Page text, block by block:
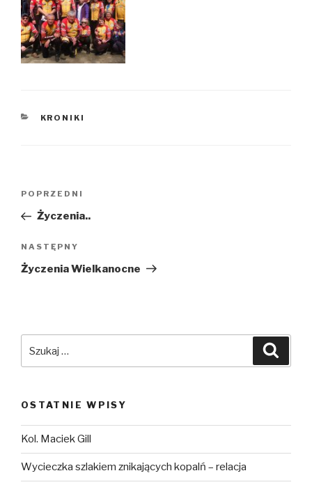
KATEGORIE
KRONIKI
Nawigacja
wpisu
Poprzedni
wpis
POPRZEDNI
Życzenia..
Następny
wpis
NASTĘPNY
Życzenia Wielkanocne
OSTATNIE WPISY
Kol. Maciek Gill
Wycieczka szlakiem znikających kopalń – relacja